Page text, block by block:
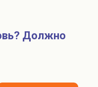
Должно